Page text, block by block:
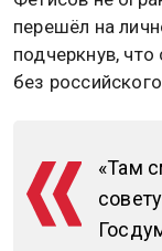
перешёл на
подчеркнув,
без
«Там